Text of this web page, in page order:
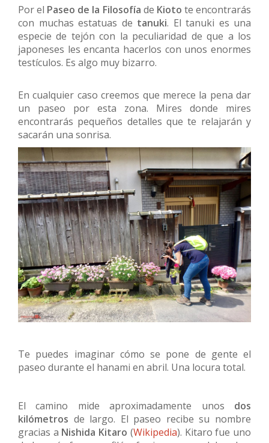
Por el Paseo de la Filosofía de Kioto te encontrarás
con muchas estatuas de tanuki. El tanuki es una
especie de tejón con la peculiaridad de que a los
japoneses les encanta hacerlos con unos enormes
testículos. Es algo muy bizarro.
En cualquier caso creemos que merece la pena dar
un paseo por esta zona. Mires donde mires
encontrarás pequeños detalles que te relajarán y
sacarán una sonrisa.
Te puedes imaginar cómo se pone de gente el
paseo durante el hanami en abril. Una locura total.
El camino mide aproximadamente unos dos
kilómetros de largo. El paseo recibe su nombre
gracias a Nishida Kitaro (Wikipedia). Kitaro fue uno